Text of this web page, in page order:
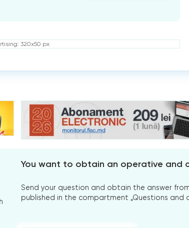
320x50 px
You want to obtain an operative and
Send your question and obtain the answer
published in the compartment „Questions and